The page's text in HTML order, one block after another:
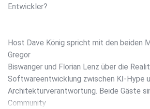
Entwickler?
Host Dave König spricht mit den beiden
Gregor
Biswanger und Florian Lenz über die
Softwareentwicklung zwischen KI-Hype
Architekturverantwortung. Beide Gäste
Community